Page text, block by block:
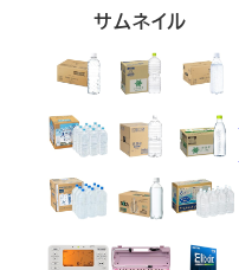
サムネイル